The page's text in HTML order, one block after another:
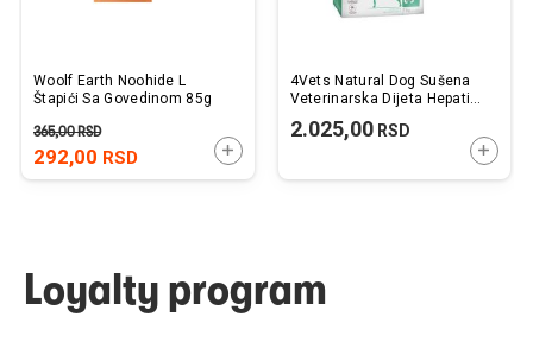
Woolf Earth Noohide L
Štapići Sa Govedinom 85g
292,00 RSD
365,00RSD
DODAJTE U KORPU
4Vets Natural Dog Sušena
Veterinarska Dijeta Hepatic
2.025,00RSD
Loyalty program